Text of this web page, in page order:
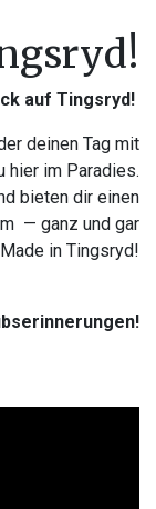
auf Tingsryd!
deinen Tag mit
hier im Paradies.
bieten dir einen
— ganz und gar
Made in Tingsryd!